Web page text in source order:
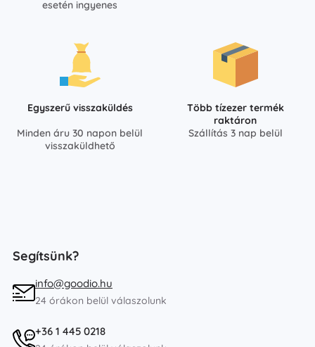
esetén ingyenes
Egyszerű visszaküldés
Minden áru 30 napon belül
visszaküldhető
Több tízezer termék
raktáron
Szállítás 3 nap belül
Segítsünk?
info@goodio.hu
24 órákon belül válaszolunk
+36 1 445 0218